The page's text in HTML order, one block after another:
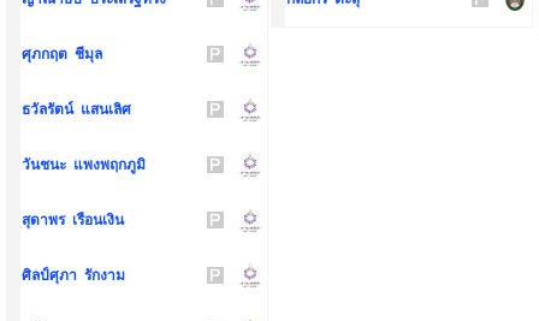
ศุภกฤต ชีมุล
ธวัลรัตน์ แสนเลิศ
วันชนะ แพงพฤกภูมิ
สุดาพร เรือนเงิน
ศิลป์ศุภา รักงาม